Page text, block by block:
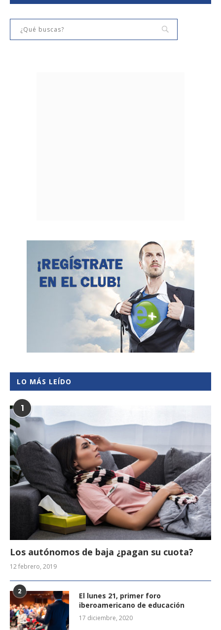
LO MÁS LEÍDO
1
Los autónomos de baja ¿pagan su cuota?
12 febrero, 2019
2
El lunes 21, primer foro
iberoamericano de educación
17 diciembre, 2020